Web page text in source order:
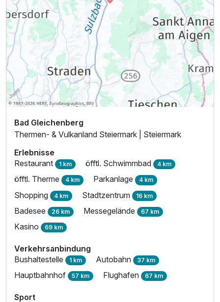
Bad Gleichenberg
Thermen- & Vulkanland Steiermark | Steiermark
Erlebnisse
Restaurant 1 km öfftl. Schwimmbad 4 km
öfftl. Therme 4 km Parkanlage 4 km
Shopping 4 km Stadtzentrum 16 km
Badesee 26 km Messegelände 67 km
Kasino 69 km
Verkehrsanbindung
Bushaltestelle 1 km Autobahn 37 km
Hauptbahnhof 57 km Flughafen 67 km
Sport